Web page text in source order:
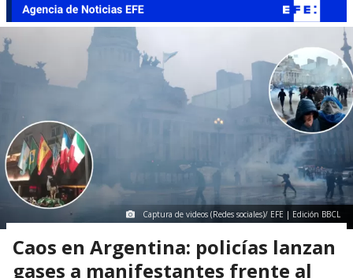
Captura de videos (Redes sociales)/ EFE | Edición BBCL
Caos en Argentina: policías lanzan
gases a manifestantes frente al